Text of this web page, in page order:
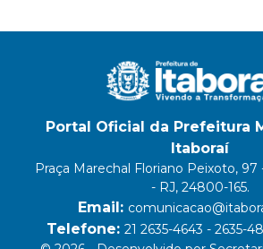
Portal Oficial da Prefeitura
Itaboraí
Praça Marechal Floriano Peixoto,
- RJ, 24800-165.
Email:
Telefone: 21 2635-4643 - 2635-